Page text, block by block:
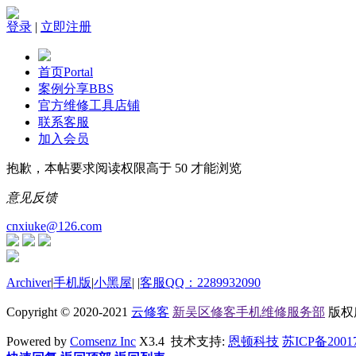
登录 | 立即注册
首页Portal
案例分享BBS
官方维修工具店铺
联系客服
加入会员
抱歉，本帖要求阅读权限高于 50 才能浏览
意见反馈
cnxiuke@126.com
Archiver|手机版|小黑屋| |客服QQ：2289932090
Copyright © 2020-2021 云修客 新吴区修客手机维修服务部 版权
Powered by Comsenz Inc X3.4 技术支持: 恩顿科技 苏ICP备